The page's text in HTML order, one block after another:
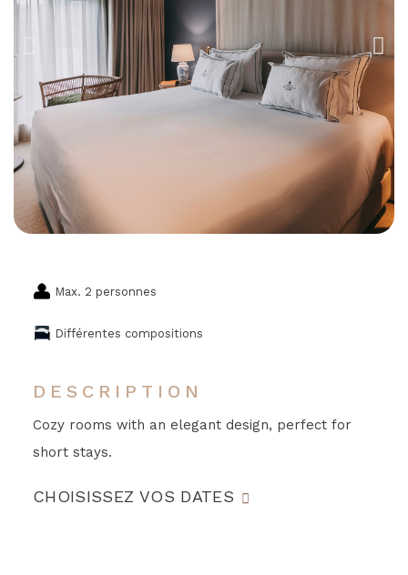
Max. 2 personnes
Différentes compositions
DESCRIPTION
Cozy rooms with an elegant design, perfect for
short stays.
CHOISISSEZ VOS DATES